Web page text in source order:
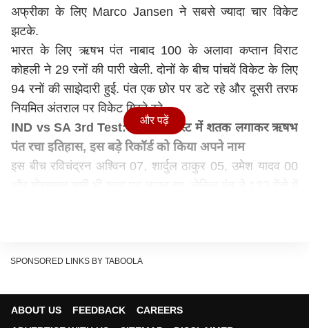
अफ्रीका के लिए Marco Jansen ने सबसे ज्यादा चार विकेट
झटके.
भारत के लिए ऋषभ पंत नाबाद 100 के अलावा कप्तान विराट
कोहली ने 29 रनों की पारी खेली. दोनों के बीच पांचवें विकेट के लिए
94 रनों की साझेदारी हुई. पंत एक छोर पर डटे रहे और दूसरी तरफ
नियमित अंतराल पर विकेट गिरते रहे.
IND vs SA 3rd Test: केपटाउन टेस्ट में शतक लगाकर ऋषभ
पंत रचा इतिहास, इस बड़े रिकॉर्ड को किया अपने नाम
इस बीच रविचंद्रन अश्विन 07, शार्दुल ठाकुर 05, उमेश यादव 00
दक्षिण अफ्रीका के लिए Marco Jansen ने सबसे ज्यादा चार
और पढ़ें
SPONSORED LINKS BY TABOOLA
ABOUT US FEEDBACK
CAREERS